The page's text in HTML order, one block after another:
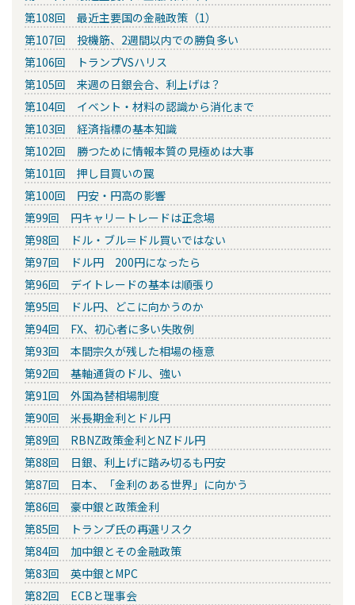
第108回 最近主要国の金融政策（1）
第107回 投機筋、2週間以内での勝負多い
第106回 トランプVSハリス
第105回 来週の日銀会合、利上げは？
第104回 イベント・材料の認識から消化まで
第103回 経済指標の基本知識
第102回 勝つために情報本質の見極めは大事
第101回 押し目買いの罠
第100回 円安・円高の影響
第99回 円キャリートレードは正念場
第98回 ドル・ブル＝ドル買いではない
第97回 ドル円 200円になったら
第96回 デイトレードの基本は順張り
第95回 ドル円、どこに向かうのか
第94回 FX、初心者に多い失敗例
第93回 本間宗久が残した相場の極意
第92回 基軸通貨のドル、強い
第91回 外国為替相場制度
第90回 米長期金利とドル円
第89回 RBNZ政策金利とNZドル円
第88回 日銀、利上げに踏み切るも円安
第87回 日本、「金利のある世界」に向かう
第86回 豪中銀と政策金利
第85回 トランプ氏の再選リスク
第84回 加中銀とその金融政策
第83回 英中銀とMPC
第82回 ECBと理事会